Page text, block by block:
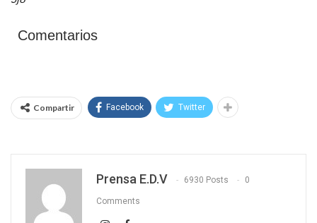
Comentarios
Compartir Facebook Twitter
Prensa E.D.V 6930 Posts 0
Comments